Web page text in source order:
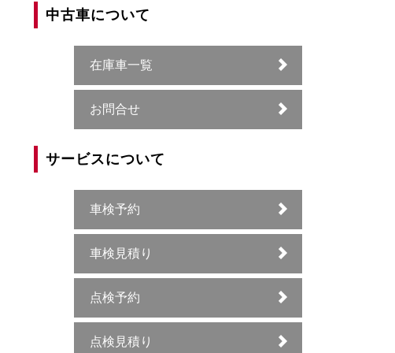
中古車について
在庫車一覧
お問合せ
サービスについて
車検予約
車検見積り
点検予約
点検見積り